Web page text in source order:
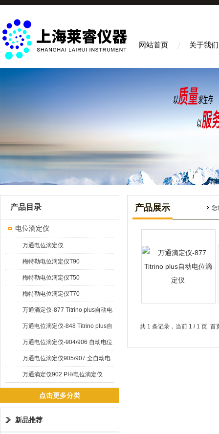
网站首页 关于我们
产品目录
电位滴定仪
万通电位滴定仪
梅特勒电位滴定仪T90
梅特勒电位滴定仪T50
梅特勒电位滴定仪T70
万通滴定仪-877 Titrino plus自动电
位滴定仪
万通电位滴定仪-848 Titrino plus自
动电位滴定仪
万通电位滴定仪-904/906 自动电位
滴定仪
万通电位滴定仪905/907 全自动电
位滴定仪
万通滴定仪902 PH/电位滴定仪
点击更多分类
新品推荐
产品展示 您
共 1 条记录，当前 1 / 1 页